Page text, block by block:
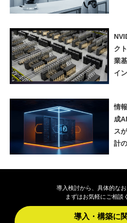
ク
業
イ
情
成
ス
計
導入検討から、具体的なお
まずはお気軽にご相談
導入・構築に